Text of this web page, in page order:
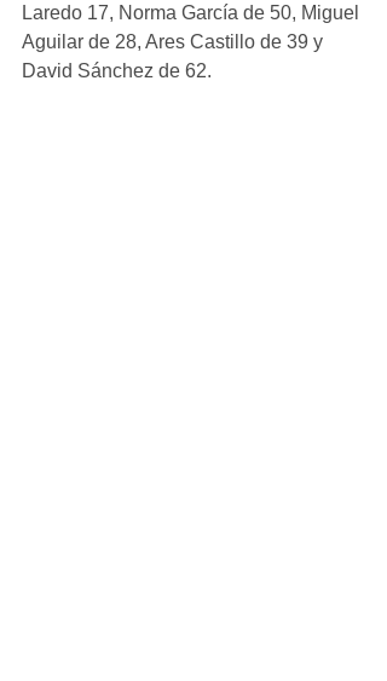
Laredo 17, Norma García de 50, Miguel
Aguilar de 28, Ares Castillo de 39 y
David Sánchez de 62.